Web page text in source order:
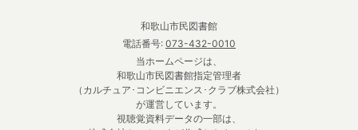
和歌山市民図書館
電話番号: 073-432-0010
当ホームページは、
和歌山市民図書館指定管理者
（カルチュア･コンビニエンス･クラブ株式会社）
が運営しています。
視聴覚資料データの一部は、